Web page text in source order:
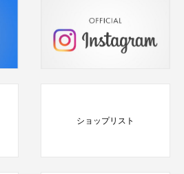
ショップリスト